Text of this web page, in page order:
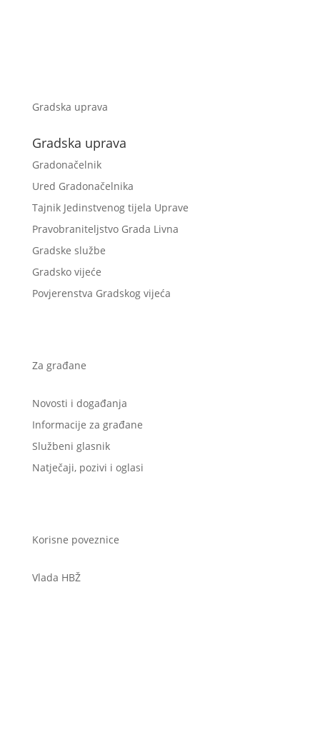
Gradska uprava
Gradska uprava
Gradonačelnik
Ured Gradonačelnika
Tajnik Jedinstvenog tijela Uprave
Pravobraniteljstvo Grada Livna
Gradske službe
Gradsko vijeće
Povjerenstva Gradskog vijeća
Za građane
Novosti i događanja
Informacije za građane
Službeni glasnik
Natječaji, pozivi i oglasi
Korisne poveznice
Vlada HBŽ